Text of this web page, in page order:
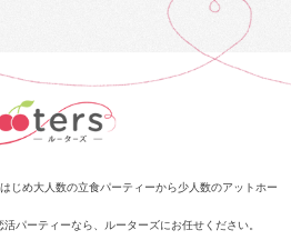
じめ大人数の立食パーティーから少人数のアットホー
パーティーなら、ルーターズにお任せください。